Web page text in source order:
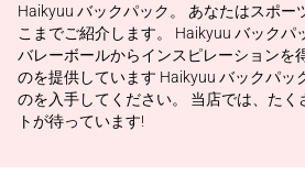
Haikyuu バックパック。 あなたはスポー
こまでご紹介します。 Haikyuu バックパ
バレーボールからインスピレーションを
のを提供しています Haikyuu バックパッ
のを入手してください。 当店では、たく
トが待っています!